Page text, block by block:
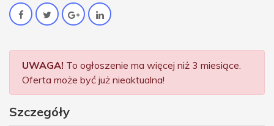
UWAGA! To ogłoszenie ma więcej niż 3 miesiące.
Oferta może być już nieaktualna!
Szczegóły